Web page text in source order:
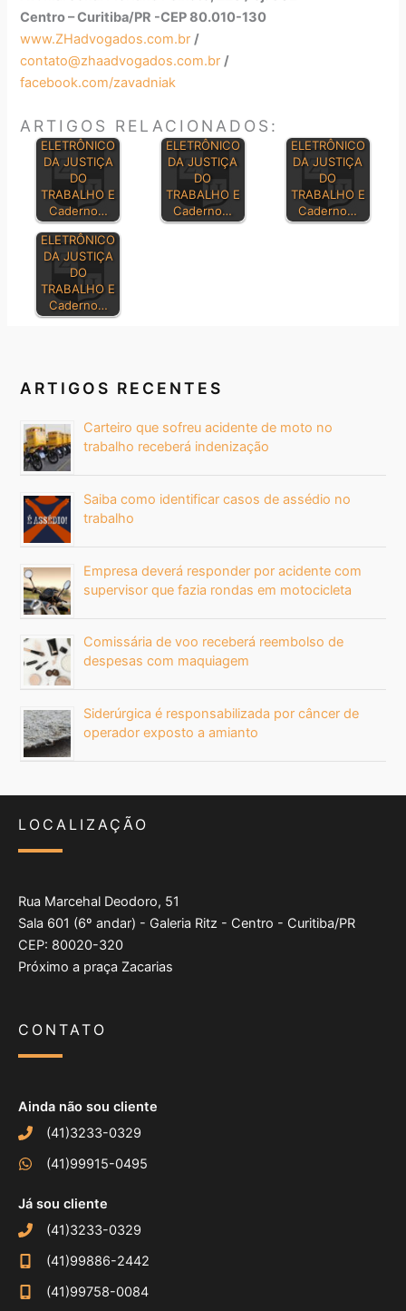
Centro – Curitiba/PR -CEP 80.010-130
www.ZHadvogados.com.br /
contato@zhaadvogados.com.br /
facebook.com/zavadniak
ARTIGOS RELACIONADOS:
DIÁRIO
ELETRÔNICO
DA JUSTIÇA
DO
TRABALHO E
Caderno…
DIÁRIO
ELETRÔNICO
DA JUSTIÇA
DO
TRABALHO E
Caderno…
ELETRÔNICO
DA JUSTIÇA
DO
TRABALHO E
Caderno…
DIÁRIO
ELETRÔNICO
DA JUSTIÇA
DO
TRABALHO E
Caderno…
ARTIGOS RECENTES
Carteiro que sofreu acidente de moto no
trabalho receberá indenização
Saiba como identificar casos de assédio no
trabalho
Empresa deverá responder por acidente com
supervisor que fazia rondas em motocicleta
Comissária de voo receberá reembolso de
despesas com maquiagem
Siderúrgica é responsabilizada por câncer de
operador exposto a amianto
LOCALIZAÇÃO
Rua Marcehal Deodoro, 51
Sala 601 (6º andar) - Galeria Ritz - Centro - Curitiba/PR
CEP: 80020-320
Próximo a praça Zacarias
CONTATO
Ainda não sou cliente
(41)3233-0329
(41)99915-0495
Já sou cliente
(41)3233-0329
(41)99886-2442
(41)99758-0084